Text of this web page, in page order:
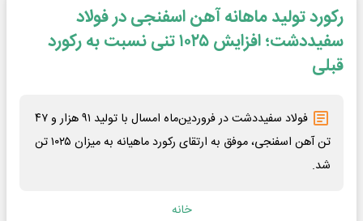
روزنامه ۱۷ مرداد
افزایش قیمت بلیت اتوبوس فصلی شد؟
رکورد تولید ماهانه آهن اسفنجی در فولاد
سفیددشت؛ افزایش ۱۰۲۵ تنی نسبت به رکورد
قبلی
فولاد سفیددشت در فروردین‌ماه امسال با تولید ۹۱ هزار و ۴۷
تن آهن اسفنجی، موفق به ارتقای رکورد ماهیانه به میزان ۱۰۲۵ تن
شد.
خانه